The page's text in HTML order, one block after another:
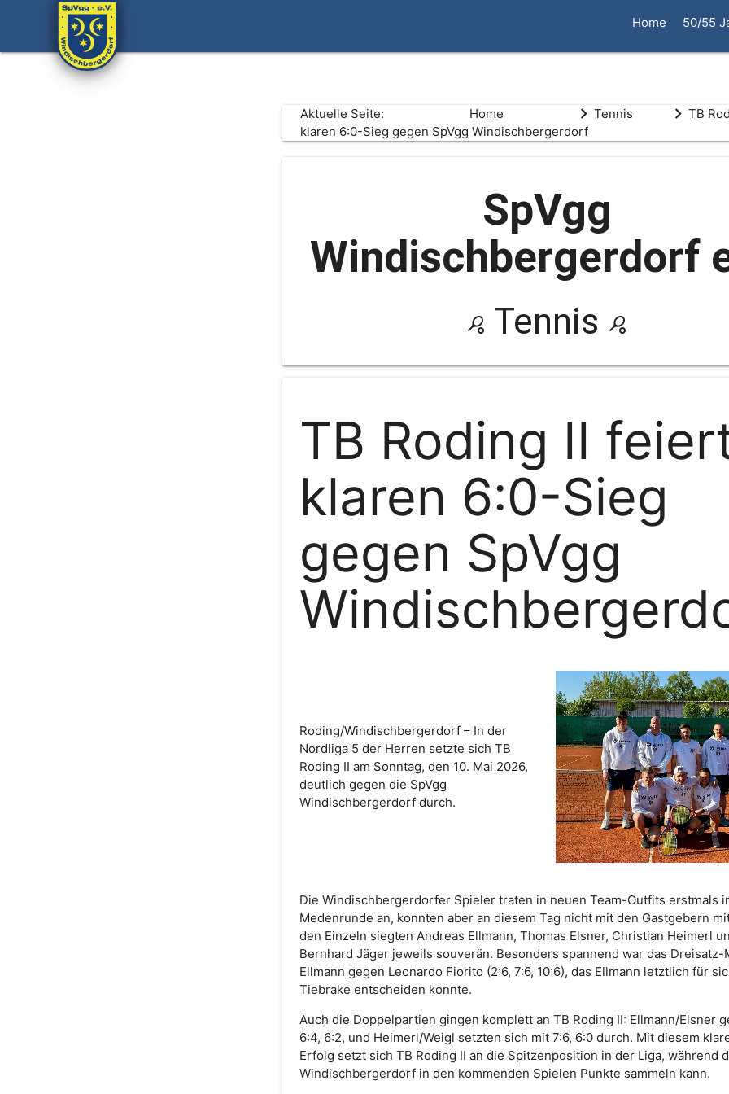
Home 50/55
Aktuelle Seite: Home Tennis
TB
klaren 6:0-Sieg gegen SpVgg Windischbergerdorf
SpVgg
Windischbergerdorf
sports_tennis Tennis sports_tennis
TB Roding II
klaren 6:0-Sieg
gegen SpVgg
Roding/Windischbergerdorf – In der
Nordliga 5 der Herren setzte sich TB
Roding II am Sonntag, den 10. Mai 2026,
deutlich gegen die SpVgg
Windischbergerdorf durch.
Die Windischbergerdorfer Spieler traten in neuen Team-Outfits erstmals
Medenrunde an, konnten aber an diesem Tag nicht mit den Gastgebern
den Einzeln siegten Andreas Ellmann, Thomas Elsner, Christian Heimerl
Bernhard Jäger jeweils souverän. Besonders spannend war das Dreisatz-
Ellmann gegen Leonardo Fiorito (2:6, 7:6, 10:6), das Ellmann letztlich für
Tiebrake entscheiden konnte.
Auch die Doppelpartien gingen komplett an TB Roding II: Ellmann/Elsner
6:4, 6:2, und Heimerl/Weigl setzten sich mit 7:6, 6:0 durch. Mit diesem
Erfolg setzt sich TB Roding II an die Spitzenposition in der Liga, während
Windischbergerdorf in den kommenden Spielen Punkte sammeln kann.